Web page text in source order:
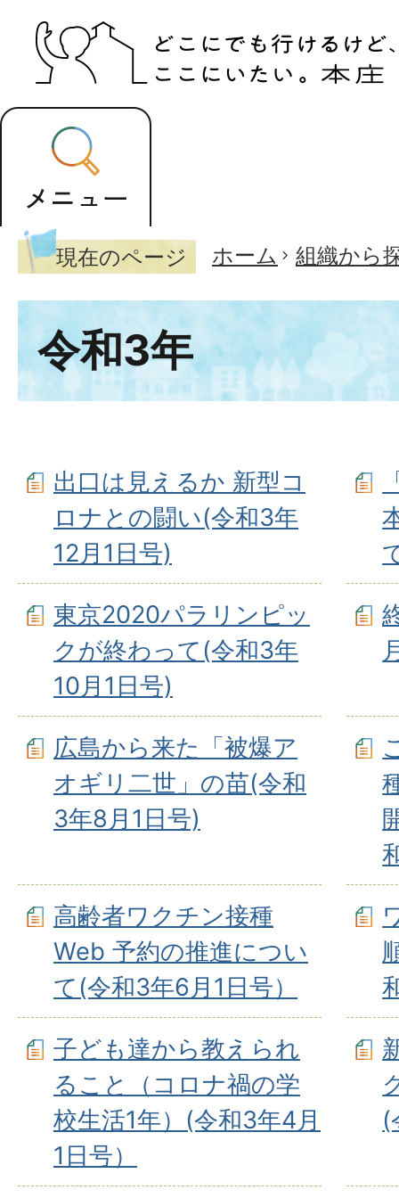
現在のページ ホーム 組織から
令和3年
出口は見えるか 新型コ
ロナとの闘い(令和3年
12月1日号)
東京2020パラリンピッ
クが終わって(令和3年
10月1日号)
広島から来た「被爆ア
オギリ二世」の苗(令和
3年8月1日号)
高齢者ワクチン接種
Web 予約の推進につい
て(令和3年6月1日号）
子ども達から教えられ
ること（コロナ禍の学
校生活1年）(令和3年4月
1日号）
(